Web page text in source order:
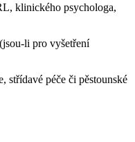
klinického psychologa,
li pro vyšetření
péče či pěstounské